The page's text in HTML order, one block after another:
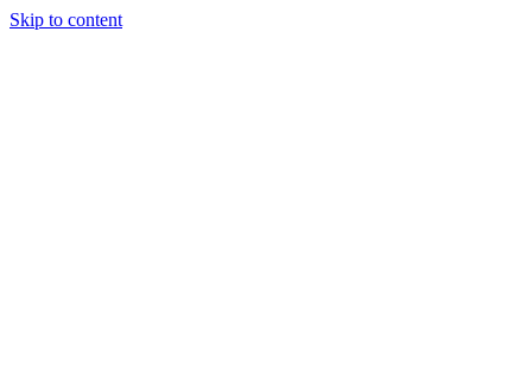
Skip to content